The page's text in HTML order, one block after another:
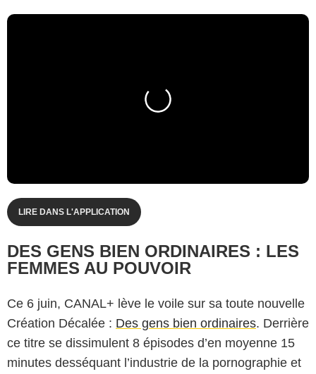
LIRE DANS L'APPLICATION
DES GENS BIEN ORDINAIRES : LES
FEMMES AU POUVOIR
Ce 6 juin, CANAL+ lève le voile sur sa toute nouvelle
Création Décalée : Des gens bien ordinaires. Derrière
ce titre se dissimulent 8 épisodes d’en moyenne 15
minutes desséquant l’industrie de la pornographie et